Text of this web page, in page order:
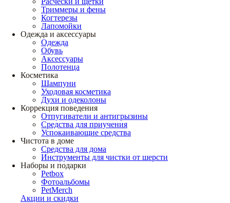
Триммеры и фены
Когтерезы
Лапомойки
Одежда и аксессуары
Одежда
Обувь
Аксессуары
Полотенца
Косметика
Шампуни
Уходовая косметика
Духи и одеколоны
Коррекция поведения
Отпугиватели и антигрызины
Средства для приучения
Успокаивающие средства
Чистота в доме
Средства для дома
Инструменты для чистки от шерсти
Наборы и подарки
Petbox
Фотоальбомы
PetMerch
Акции и скидки